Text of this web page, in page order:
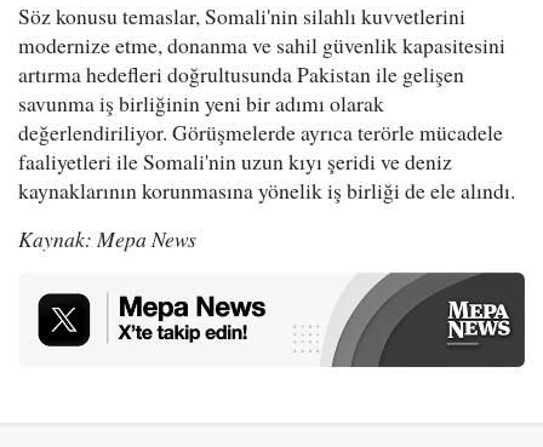
Söz konusu temaslar, Somali'nin silahlı kuvvetlerini
modernize etme, donanma ve sahil güvenlik kapasitesini
artırma hedefleri doğrultusunda Pakistan ile gelişen
savunma iş birliğinin yeni bir adımı olarak
değerlendiriliyor. Görüşmelerde ayrıca terörle mücadele
faaliyetleri ile Somali'nin uzun kıyı şeridi ve deniz
kaynaklarının korunmasına yönelik iş birliği de ele alındı.
Kaynak: Mepa News